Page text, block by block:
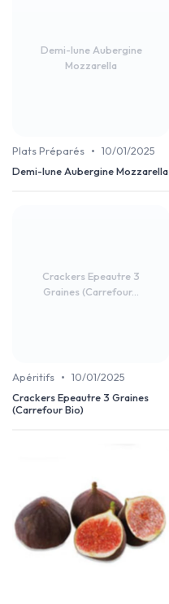
Demi-lune Aubergine
Mozzarella
Plats Préparés • 10/01/2025
Demi-lune Aubergine Mozzarella
Crackers Epeautre 3
Graines (Carrefour...
Apéritifs • 10/01/2025
Crackers Epeautre 3 Graines
(Carrefour Bio)